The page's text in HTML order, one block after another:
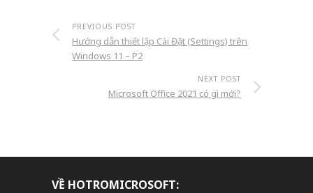
PREVIOUS POST
Hướng dẫn thiết lập Cài Đặt (Settings) trên
Windows 11 – P2
NEXT POST
Microsoft Office 2021 có gì mới?
VỀ HOTROMICROSOFT: